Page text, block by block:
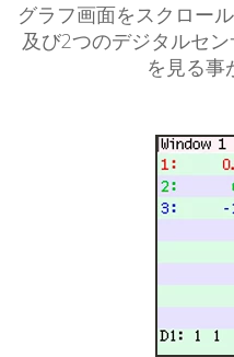
グラフ画面をスクロー
及び2つのデジタルセ
を見る事